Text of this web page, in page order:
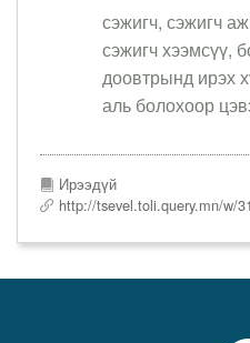
сэжигч, сэжигч
сэжигч хээмсүү,
доовтрынд ирэх
аль болохоор
Ирээдүй
http://tsevel.toli.query.mn/w/